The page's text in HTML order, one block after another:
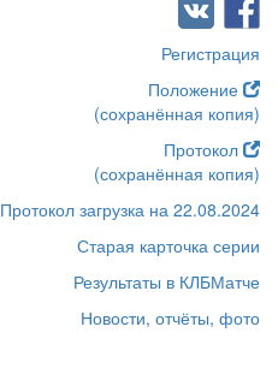
Регистрация
Положение
(сохранённая копия)
Протокол
(сохранённая копия)
Протокол загрузка на 22.08.2024
Старая карточка серии
Результаты в КЛБМатче
Новости, отчёты, фото